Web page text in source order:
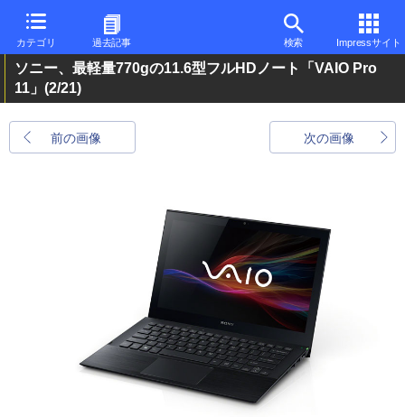
カテゴリ 過去記事 検索 Impressサイト
ソニー、最軽量770gの11.6型フルHDノート「VAIO Pro
11」 (2/21)
前の画像 次の画像